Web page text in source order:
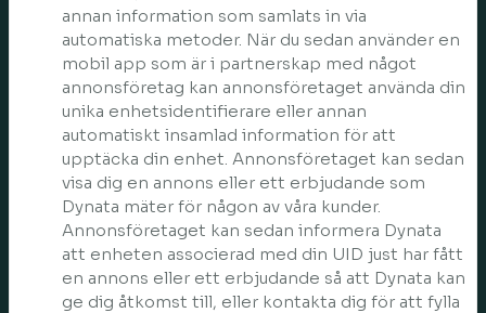
annan information som samlats in via
automatiska metoder. När du sedan använder en
mobil app som är i partnerskap med något
annonsföretag kan annonsföretaget använda din
unika enhetsidentifierare eller annan
automatiskt insamlad information för att
upptäcka din enhet. Annonsföretaget kan sedan
visa dig en annons eller ett erbjudande som
Dynata mäter för någon av våra kunder.
Annonsföretaget kan sedan informera Dynata
att enheten associerad med din UID just har fått
en annons eller ett erbjudande så att Dynata kan
ge dig åtkomst till, eller kontakta dig för att fylla